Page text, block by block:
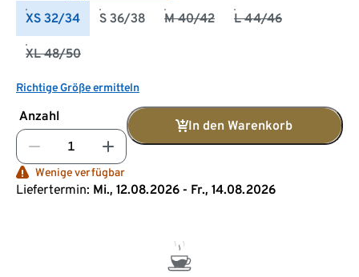
XS 32/34 S 36/38 M 40/42 L 44/46
XL 48/50
Richtige Größe ermitteln
Anzahl
In den Warenkorb
Wenige verfügbar
Liefertermin: Mi., 12.08.2026 - Fr., 14.08.2026